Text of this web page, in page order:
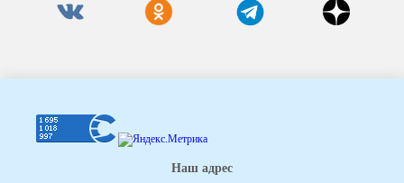
Наш адрес